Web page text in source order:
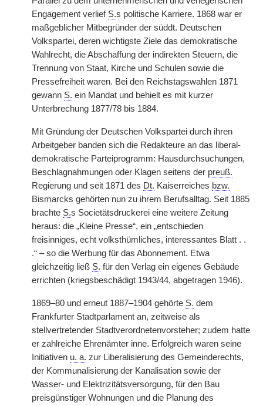
Engagement verlief S.s politische Karriere. 1868 war er
maßgeblicher Mitbegründer der süddt. Deutschen
Volkspartei, deren wichtigste Ziele das demokratische
Wahlrecht, die Abschaffung der indirekten Steuern, die
Trennung von Staat, Kirche und Schulen sowie die
Pressefreiheit waren. Bei den Reichstagswahlen 1871
gewann S. ein Mandat und behielt es mit kurzer
Unterbrechung 1877/78 bis 1884.
Mit Gründung der Deutschen Volkspartei durch ihren
Arbeitgeber banden sich die Redakteure an das liberal-
demokratische Parteiprogramm: Hausdurchsuchungen,
Beschlagnahmungen oder Klagen seitens der preuß.
Regierung und seit 1871 des Dt. Kaiserreiches bzw.
Bismarcks gehörten nun zu ihrem Berufsalltag. Seit 1885
brachte S.s Societätsdruckerei eine weitere Zeitung
heraus: die „Kleine Presse“, ein „entschieden
freisinniges, echt volksthümliches, interessantes Blatt . .
.“ – so die Werbung für das Abonnement. Etwa
gleichzeitig ließ S. für den Verlag ein eigenes Gebäude
errichten (kriegsbeschädigt 1943/44, abgetragen 1946).
1869–80 und erneut 1887–1904 gehörte S. dem
Frankfurter Stadtparlament an, zeitweise als
stellvertretender Stadtverordnetenvorsteher; zudem hatte
er zahlreiche Ehrenämter inne. Erfolgreich waren seine
Initiativen u. a. zur Liberalisierung des Gemeinderechts,
der Kommunalisierung der Kanalisation sowie der
Wasser- und Elektrizitätsversorgung, für den Bau
preisgünstiger Wohnungen und die Planung des